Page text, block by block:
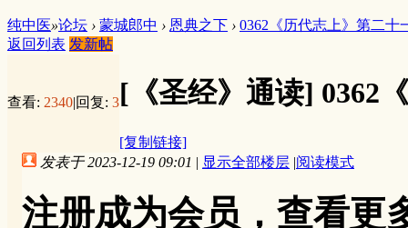
纯中医»论坛 › 蒙城郎中 › 恩典之下 › 0362《历代志上》第二十
返回列表 发新帖
查看: 2340|回复: 3[《圣经》通读] 0362
[复制链接]
发表于 2023-12-19 09:01 | 显示全部楼层 |阅读模式
注册成为会员，查看更